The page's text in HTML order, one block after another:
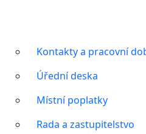
Kontakty a pracovní
Úřední deska
Místní poplatky
Rada a zastupitelstvo